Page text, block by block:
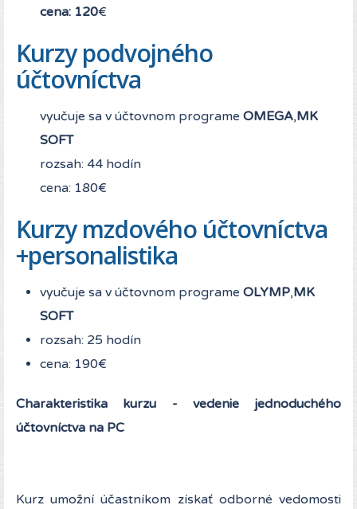
cena: 120€
Kurzy podvojného
účtovníctva
vyučuje sa v účtovnom programe OMEGA,MK
SOFT
rozsah: 44 hodín
cena: 180€
Kurzy mzdového účtovníctva
+personalistika
vyučuje sa v účtovnom programe OLYMP,MK
SOFT
rozsah: 25 hodín
cena: 190€
Charakteristika kurzu - vedenie jednoduchého
účtovníctva na PC
Kurz umožní účastníkom získať odborné vedomosti